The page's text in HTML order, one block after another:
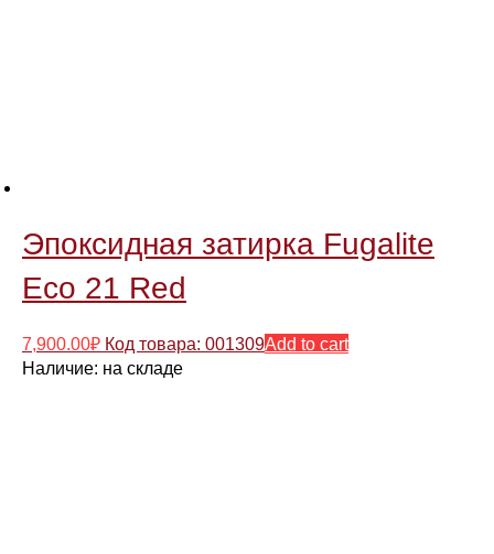
Эпоксидная затирка Fugalite
Eco 21 Red
7,900.00₽ Код товара: 001309Add to cart
Наличие: на складе